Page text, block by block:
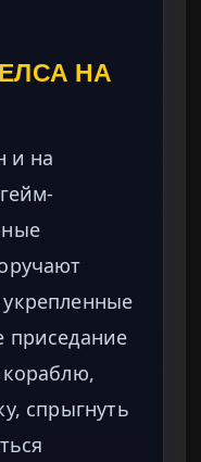
НА
и на
приседание
спрыгнуть